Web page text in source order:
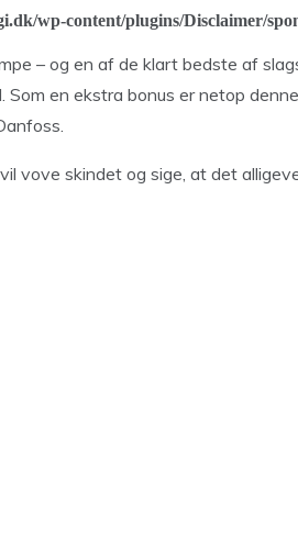
wp-content/plugins/Disclaimer/
– og en af de klart bedste af
en ekstra bonus er netop denne
vove skindet og sige, at det